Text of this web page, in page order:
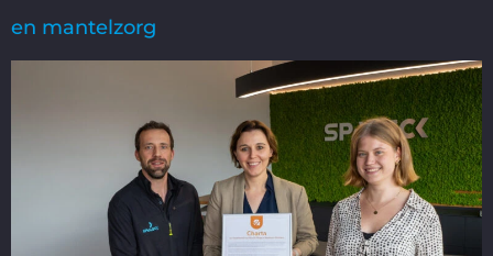
en mantelzorg